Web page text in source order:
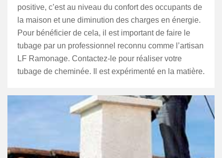
positive, c’est au niveau du confort des occupants de
la maison et une diminution des charges en énergie.
Pour bénéficier de cela, il est important de faire le
tubage par un professionnel reconnu comme l’artisan
LF Ramonage. Contactez-le pour réaliser votre
tubage de cheminée. Il est expérimenté en la matière.